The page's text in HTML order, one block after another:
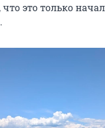
что это только